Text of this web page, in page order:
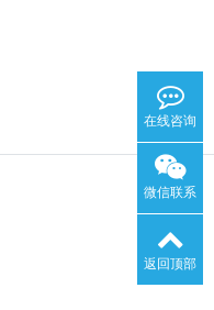
在线咨询
微信联系
返回顶部